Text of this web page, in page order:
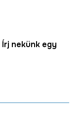
Írj nekünk egy